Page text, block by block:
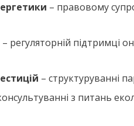
– правовому
– регуляторній підтримці
– структуруванні
з питань